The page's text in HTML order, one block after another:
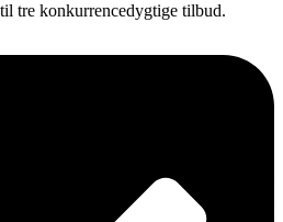
tre konkurrencedygtige tilbud.